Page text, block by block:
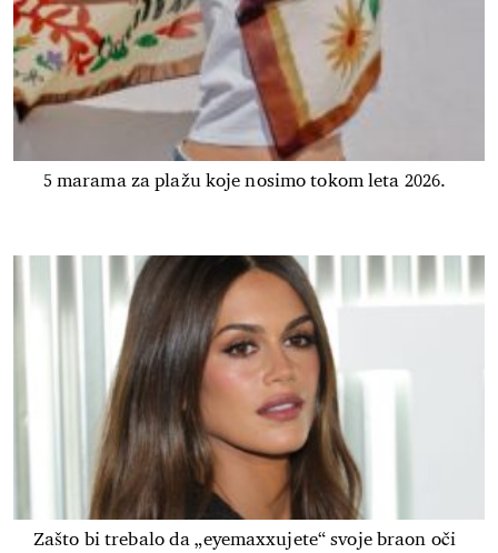
5 marama za plažu koje nosimo tokom leta 2026.
Zašto bi trebalo da „eyemaxxujete“ svoje braon oči